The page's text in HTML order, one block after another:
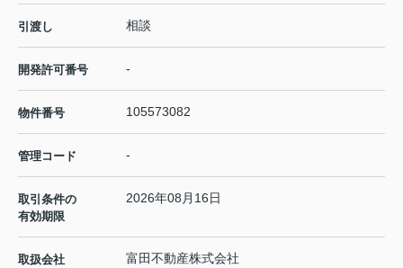
引渡し 相談
開発許可番号 -
物件番号 105573082
管理コード -
取引条件の
有効期限
2026年08月16日
取扱会社
富田不動産株式会社